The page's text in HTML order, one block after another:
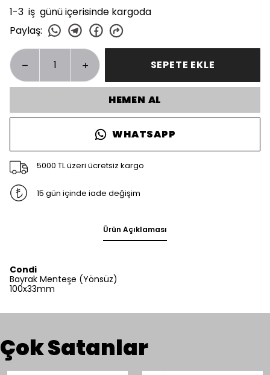
1-3 iş günü içerisinde kargoda
Paylaş:
SEPETE EKLE
HEMEN AL
WHATSAPP
5000 TL üzeri ücretsiz kargo
15 gün içinde iade değişim
Ürün Açıklaması
Condi
Bayrak Menteşe (Yönsüz)
100x33mm
Çok Satanlar